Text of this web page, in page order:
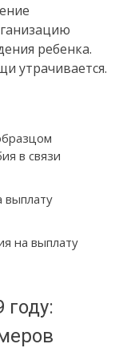
ребенка.
утрачивается.
в связи
выплату
на выплату
году: